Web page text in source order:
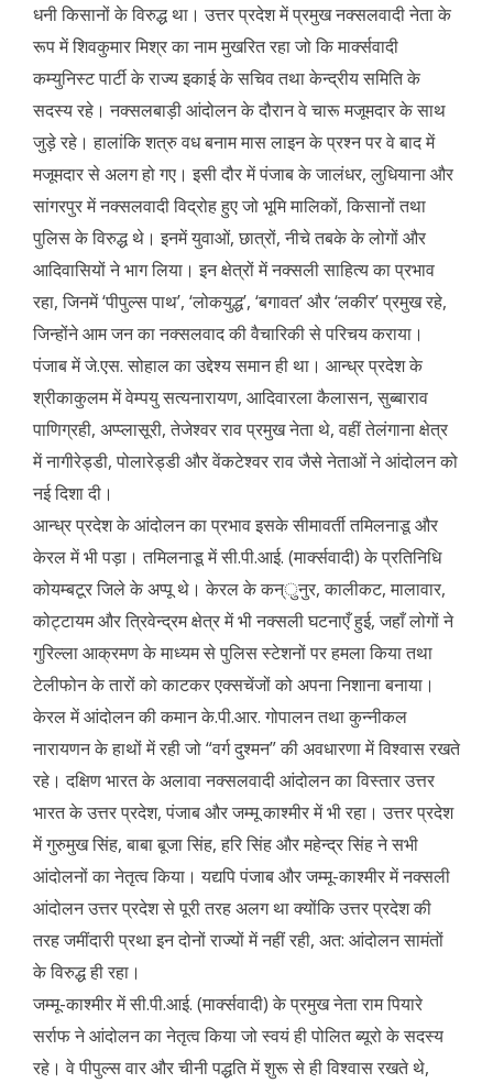
धनी किसानों के विरुद्ध था। उत्तर प्रदेश में प्रमुख नक्सलवादी नेता के
रूप में शिवकुमार मिश्र का नाम मुखरित रहा जो कि मार्क्सवादी
कम्युनिस्ट पार्टी के राज्य इकाई के सचिव तथा केन्द्रीय समिति के
सदस्य रहे। नक्सलबाड़ी आंदोलन के दौरान वे चारू मजूमदार के साथ
जुड़े रहे। हालांकि शत्रु वध बनाम मास लाइन के प्रश्न पर वे बाद में
मजूमदार से अलग हो गए। इसी दौर में पंजाब के जालंधर, लुधियाना और
सांगरपुर में नक्सलवादी विद्रोह हुए जो भूमि मालिकों, किसानों तथा
पुलिस के विरुद्ध थे। इनमें युवाओं, छात्रों, नीचे तबके के लोगों और
आदिवासियों ने भाग लिया। इन क्षेत्रों में नक्सली साहित्य का प्रभाव
रहा, जिनमें ‘पीपुल्स पाथ’, ‘लोकयुद्ध’, ‘बगावत’ और ‘लकीर’ प्रमुख रहे,
जिन्होंने आम जन का नक्सलवाद की वैचारिकी से परिचय कराया।
पंजाब में जे.एस. सोहाल का उद्देश्य समान ही था। आन्ध्र प्रदेश के
श्रीकाकुलम में वेम्पयु सत्यनारायण, आदिवारला कैलासन, सुब्बाराव
पाणिग्रही, अप्प्लासूरी, तेजेश्वर राव प्रमुख नेता थे, वहीं तेलंगाना क्षेत्र
में नागीरेड्डी, पोलारेड्डी और वेंकटेश्वर राव जैसे नेताओं ने आंदोलन को
नई दिशा दी।
आन्ध्र प्रदेश के आंदोलन का प्रभाव इसके सीमावर्ती तमिलनाडू और
केरल में भी पड़ा। तमिलनाडू में सी.पी.आई. (मार्क्सवादी) के प्रतिनिधि
कोयम्बटूर जिले के अप्पू थे। केरल के कन्ुनुर, कालीकट, मालावार,
कोट्टायम और त्रिवेन्द्रम क्षेत्र में भी नक्सली घटनाएँ हुई, जहाँ लोगों ने
गुरिल्ला आक्रमण के माध्यम से पुलिस स्टेशनों पर हमला किया तथा
टेलीफोन के तारों को काटकर एक्सचेंजों को अपना निशाना बनाया।
केरल में आंदोलन की कमान के.पी.आर. गोपालन तथा कुन्नीकल
नारायणन के हाथों में रही जो “वर्ग दुश्मन” की अवधारणा में विश्वास रखते
रहे। दक्षिण भारत के अलावा नक्सलवादी आंदोलन का विस्तार उत्तर
भारत के उत्तर प्रदेश, पंजाब और जम्मू काश्मीर में भी रहा। उत्तर प्रदेश
में गुरुमुख सिंह, बाबा बूजा सिंह, हरि सिंह और महेन्द्र सिंह ने सभी
आंदोलनों का नेतृत्व किया। यद्यपि पंजाब और जम्मू-काश्मीर में नक्सली
आंदोलन उत्तर प्रदेश से पूरी तरह अलग था क्योंकि उत्तर प्रदेश की
तरह जमींदारी प्रथा इन दोनों राज्यों में नहीं रही, अत: आंदोलन सामंतों
के विरुद्ध ही रहा।
जम्मू-काश्मीर में सी.पी.आई. (मार्क्सवादी) के प्रमुख नेता राम पियारे
सर्राफ ने आंदोलन का नेतृत्व किया जो स्वयं ही पोलित ब्यूरो के सदस्य
रहे। वे पीपुल्स वार और चीनी पद्धति में शुरू से ही विश्वास रखते थे,